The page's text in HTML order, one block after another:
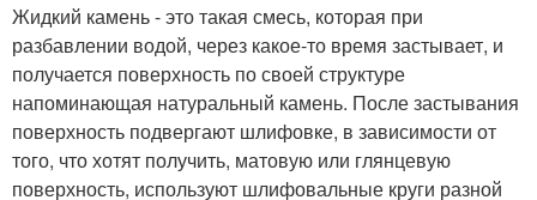
Жидкий камень - это такая смесь, которая при
разбавлении водой, через какое-то время застывает, и
получается поверхность по своей структуре
напоминающая натуральный камень. После застывания
поверхность подвергают шлифовке, в зависимости от
того, что хотят получить, матовую или глянцевую
поверхность, используют шлифовальные круги разной